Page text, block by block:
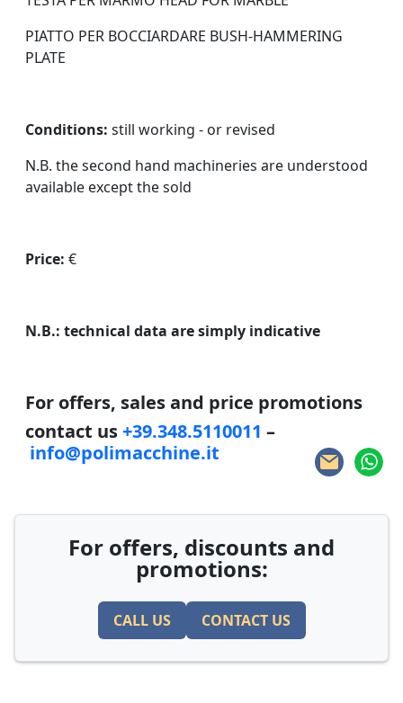
PIATTO PER BOCCIARDARE BUSH-HAMMERING
PLATE
Conditions: still working - or revised
N.B. the second hand machineries are understood
available except the sold
Price: €
N.B.: technical data are simply indicative
For offers, sales and price promotions
contact us+39.348.5110011 –
info@polimacchine.it
For offers, discounts and
promotions:
CALL US CONTACT US